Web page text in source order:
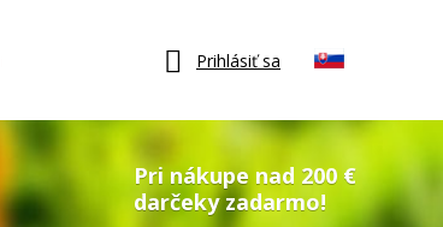
Prihlásiť sa
Pri nákupe nad 200 €
darčeky zadarmo!